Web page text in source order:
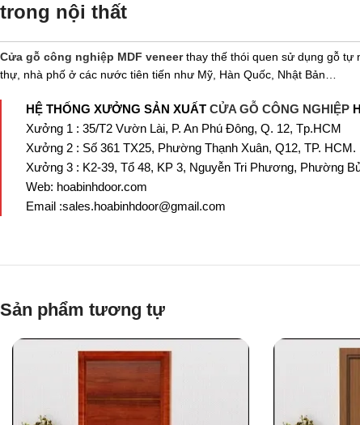
trong nội thất
Cửa gỗ công nghiệp MDF veneerthay thế thói quen sử dụng gỗ tự
thự, nhà phố ở các nước tiên tiến như Mỹ, Hàn Quốc, Nhật Bản…
HỆ THỐNG XƯỞNG SẢN XUẤT CỬA GỖ CÔNG NGHIỆP
Xưởng 1 : 35/T2 Vườn Lài, P. An Phú Đông, Q. 12, Tp.HCM
Xưởng 2 : Số 361 TX25, Phường Thạnh Xuân, Q12, TP. HCM.
Xưởng 3 : K2-39, Tổ 48, KP 3, Nguyễn Tri Phương, Phường
Web: hoabinhdoor.com
Email :sales.hoabinhdoor@gmail.com
Sản phẩm tương tự